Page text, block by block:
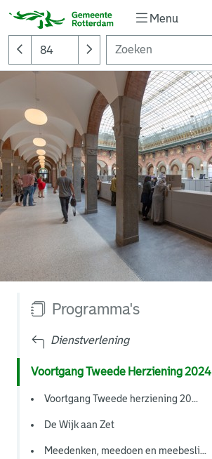
Menu
Programma's
Dienstverlening
Voortgang Tweede Herziening 2024
Voortgang Tweede herziening 20...
De Wijk aan Zet
Meedenken, meedoen en meebesli...